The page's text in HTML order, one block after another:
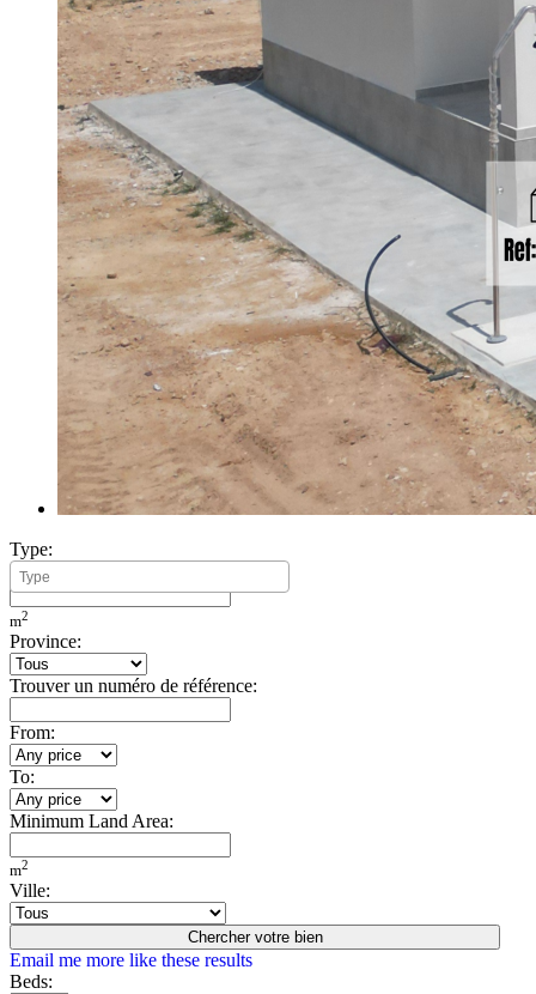
Type:
Minimum Build Area:
m2
Province:
Trouver un numéro de référence:
From:
To:
Minimum Land Area:
m2
Ville:
Chercher votre bien
Email me more like these results
Beds: